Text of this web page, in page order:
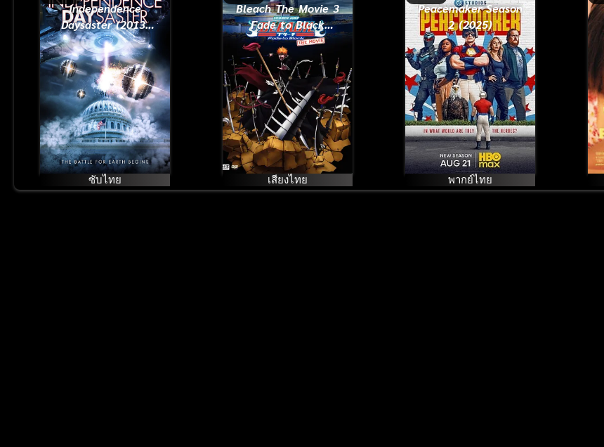
Independence
Daysaster (2013)
สงครามจักรกลถล่ม
โลก
ซับไทย
Bleach The Movie 3
Fade to Black
(2009) บลีช เทพ
มรณะ เดอะมูฟวี่ 3
แด่เธอผู้สิ้นสูญ
เสียงไทย
Peacemaker Season
2 (2025)
พากย์ไทย